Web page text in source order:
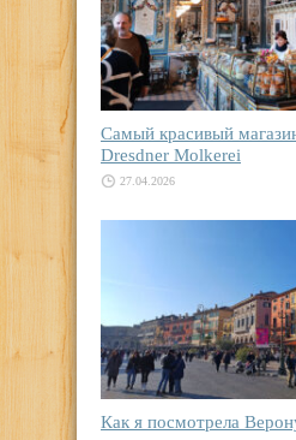
Самый красивый
Dresdner Molkerei
27.04.2026
Как я посмотрела